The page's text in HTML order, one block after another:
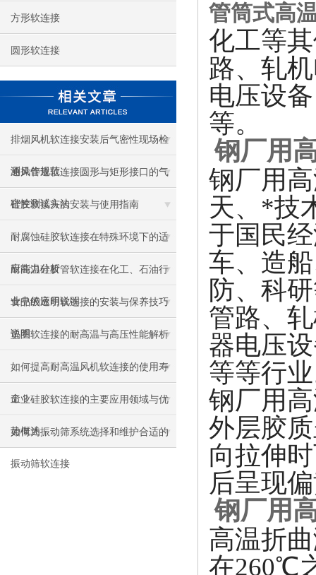
方形软连接
圆形软连接
排烟风机软连接安装后气密性现场检
测操作规范
通风管道软连接圆形与矩形接口的气
密性测试方法
硅胶软接头的安装与使用指南
耐腐蚀硅胶软连接在特殊环境下的适
应能力分析
耐高温硅胶管软连接在化工、石油行
业中的应用说明
食品级透明软连接的安装与保养技巧
说明
垫圈软连接的耐高温与高压性能解析
如何提高耐高温风机软连接的使用寿
命？
工业硅胶软连接的主要应用领域与优
势概述
如何为振动筛系统选择和维护合适的
振动筛软连接
管筒式高
化工等
路、轧
电压设
等。
钢厂用
钢厂用
天、*技
于国民
车、造
防、科
管路、
器电压
等等行
钢厂用
外层胶
向拉伸
后呈现
钢厂用
高温折
在260℃